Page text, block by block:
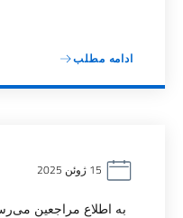
ادامه مطلب
به اطلاع مراجعین